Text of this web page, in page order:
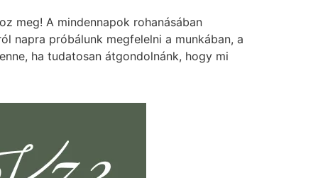
meg! A mindennapok rohanásában
napra próbálunk megfelelni a munkában, a
ha tudatosan átgondolnánk, hogy mi